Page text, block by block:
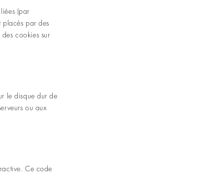
(par
placés par des
cookies sur
le disque dur de
ou aux
Ce code